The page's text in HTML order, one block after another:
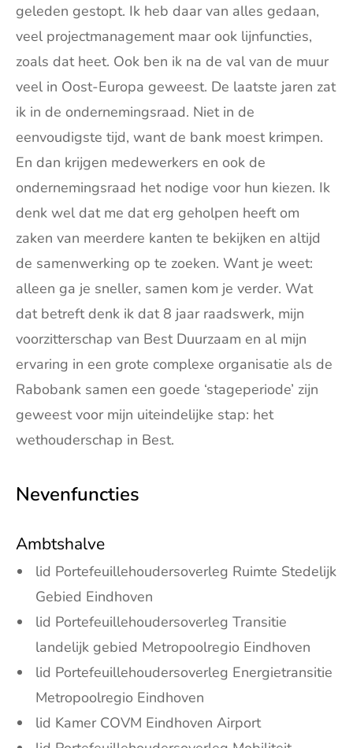
geleden gestopt. Ik heb daar van alles gedaan,
veel projectmanagement maar ook lijnfuncties,
zoals dat heet. Ook ben ik na de val van de muur
veel in Oost-Europa geweest. De laatste jaren zat
ik in de ondernemingsraad. Niet in de
eenvoudigste tijd, want de bank moest krimpen.
En dan krijgen medewerkers en ook de
ondernemingsraad het nodige voor hun kiezen. Ik
denk wel dat me dat erg geholpen heeft om
zaken van meerdere kanten te bekijken en altijd
de samenwerking op te zoeken. Want je weet:
alleen ga je sneller, samen kom je verder. Wat
dat betreft denk ik dat 8 jaar raadswerk, mijn
voorzitterschap van Best Duurzaam en al mijn
ervaring in een grote complexe organisatie als de
Rabobank samen een goede ‘stageperiode’ zijn
geweest voor mijn uiteindelijke stap: het
wethouderschap in Best.
Nevenfuncties
Ambtshalve
lid Portefeuillehoudersoverleg Ruimte Stedelijk
Gebied Eindhoven
lid Portefeuillehoudersoverleg Transitie
landelijk gebied Metropoolregio Eindhoven
lid Portefeuillehoudersoverleg Energietransitie
Metropoolregio Eindhoven
lid Kamer COVM Eindhoven Airport